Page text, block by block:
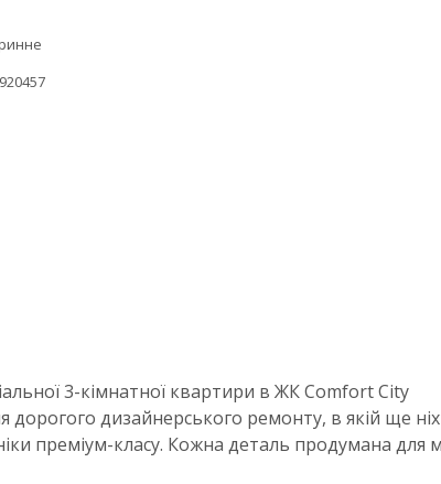
3-кімнатної квартири в ЖК Comfort City
дорогого дизайнерського ремонту, в якій ще
преміум-класу. Кожна деталь продумана